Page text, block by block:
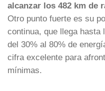
alcanzar los 482 km de
Otro punto fuerte es su
continua, que llega hasta
del 30% al 80% de
cifra excelente para
mínimas.